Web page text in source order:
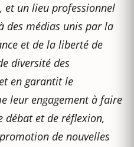
un lieu professionnel
des médias unis par la
et de la liberté de
diversité des
en garantit le
leur engagement à faire
débat et de réflexion,
de nouvelles